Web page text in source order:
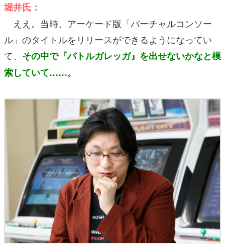
堀井氏：
ええ。当時、アーケード版「バーチャルコンソー
ル」のタイトルをリリースができるようになってい
て、 その中で『バトルガレッガ』を出せないかなと模
索していて……。